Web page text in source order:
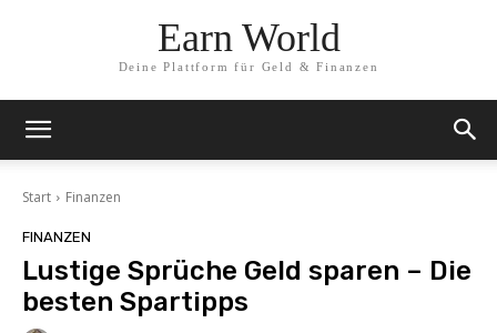
Earn World
Deine Plattform für Geld & Finanzen
Start Finanzen
FINANZEN
Lustige Sprüche Geld sparen – Die
besten Spartipps